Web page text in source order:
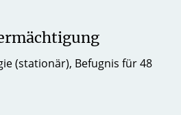
(stationär), Befugnis für 48